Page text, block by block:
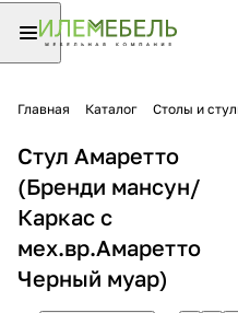
Главная Каталог Столы и
Стул Амаретто
(Бренди мансун/
Каркас с
мех.вр.Амаретто
Черный муар)